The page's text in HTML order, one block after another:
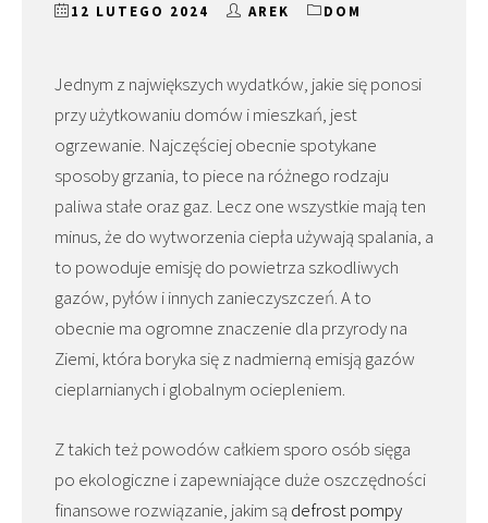
12 LUTEGO 2024 AREK DOM
Jednym z największych wydatków, jakie się ponosi
przy użytkowaniu domów i mieszkań, jest
ogrzewanie. Najczęściej obecnie spotykane
sposoby grzania, to piece na różnego rodzaju
paliwa stałe oraz gaz. Lecz one wszystkie mają ten
minus, że do wytworzenia ciepła używają spalania, a
to powoduje emisję do powietrza szkodliwych
gazów, pyłów i innych zanieczyszczeń. A to
obecnie ma ogromne znaczenie dla przyrody na
Ziemi, która boryka się z nadmierną emisją gazów
cieplarnianych i globalnym ociepleniem.
Z takich też powodów całkiem sporo osób sięga
po ekologiczne i zapewniające duże oszczędności
finansowe rozwiązanie, jakim są defrost pompy